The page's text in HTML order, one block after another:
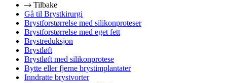
Tilbake
Gå til Brystkirurgi
Brystforstørrelse med silikonproteser
Brystforstørrelse med eget fett
Brystreduksjon
Brystløft
Brystløft med silikonprotese
Bytte eller fjerne brystimplantater
Inndratte brystvorter